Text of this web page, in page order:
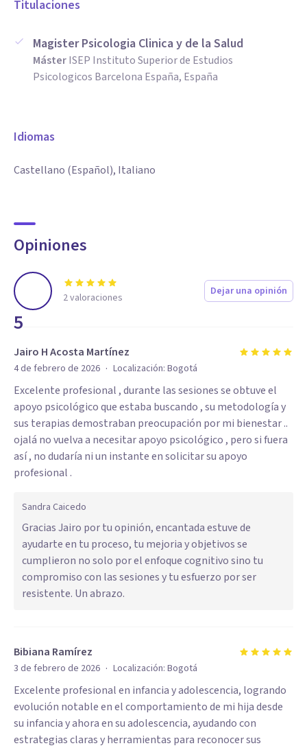
Titulaciones
Magister Psicologia Clinica y de la Salud
MásterISEP Instituto Superior de Estudios
Psicologicos Barcelona España, España
Idiomas
Castellano (Español), Italiano
Opiniones
5
2valoraciones Dejar una opinión
Jairo H Acosta Martínez
4 de febrero de 2026 · Localización: Bogotá
Excelente profesional , durante las sesiones se obtuve el
apoyo psicológico que estaba buscando , su metodología y
sus terapias demostraban preocupación por mi bienestar ..
ojalá no vuelva a necesitar apoyo psicológico , pero si fuera
así , no dudaría ni un instante en solicitar su apoyo
profesional .
Sandra Caicedo
Gracias Jairo por tu opinión, encantada estuve de
ayudarte en tu proceso, tu mejoria y objetivos se
cumplieron no solo por el enfoque cognitivo sino tu
compromiso con las sesiones y tu esfuerzo por ser
resistente. Un abrazo.
Bibiana Ramírez
3 de febrero de 2026 · Localización: Bogotá
Excelente profesional en infancia y adolescencia, logrando
evolución notable en el comportamiento de mi hija desde
su infancia y ahora en su adolescencia, ayudando con
estrategias claras y herramientas para reconocer sus